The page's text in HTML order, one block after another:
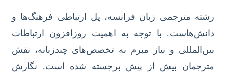
رشته مترجمی زبان فرانسه، پل ارتباطی فرهنگ‌ها و
دانش‌هاست. با توجه به اهمیت روزافزون ارتباطات
بین‌المللی و نیاز مبرم به تخصص‌های چندزبانه، نقش
مترجمان بیش از پیش برجسته شده است. نگارش